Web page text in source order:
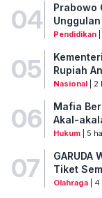
04
Prabowo
Pendidikan|
05
Rupiah
Nasional| 2
06
Mafia
Akal-
Hukum| 5
07
GARUDA
Tiket
Olahraga| 4